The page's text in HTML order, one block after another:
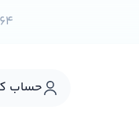
حساب